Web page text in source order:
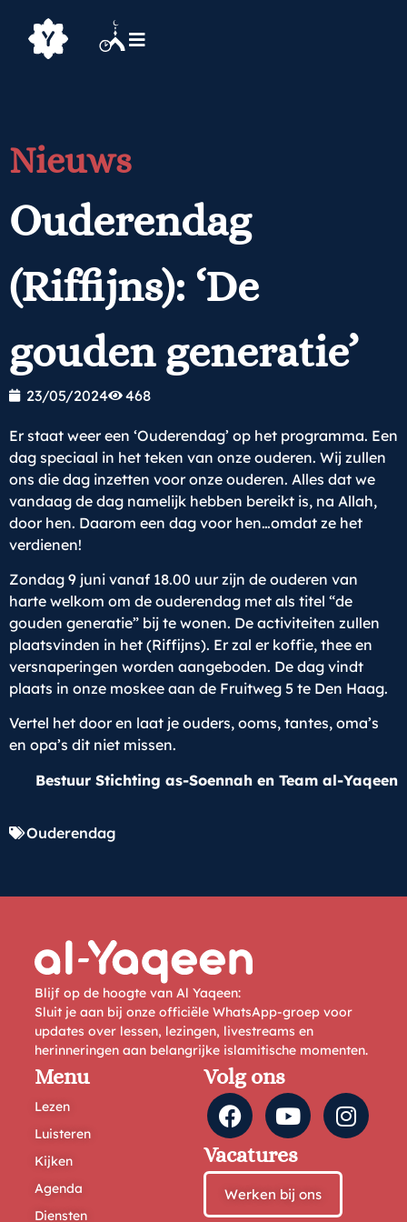
Nieuws
Ouderendag
(Riffijns): ‘De
gouden generatie’
23/05/2024 468
Er staat weer een ‘Ouderendag’ op het programma. Een
dag speciaal in het teken van onze ouderen. Wij zullen
ons die dag inzetten voor onze ouderen. Alles dat we
vandaag de dag namelijk hebben bereikt is, na Allah,
door hen. Daarom een dag voor hen…omdat ze het
verdienen!
Zondag 9 juni vanaf 18.00 uur zijn de ouderen van
harte welkom om de ouderendag met als titel “de
gouden generatie” bij te wonen. De activiteiten zullen
plaatsvinden in het (Riffijns). Er zal er koffie, thee en
versnaperingen worden aangeboden. De dag vindt
plaats in onze moskee aan de Fruitweg 5 te Den Haag.
Vertel het door en laat je ouders, ooms, tantes, oma’s
en opa’s dit niet missen.
Bestuur Stichting as-Soennah en Team al-Yaqeen
Ouderendag
Blijf op de hoogte van Al Yaqeen:
Sluit je aan bij onze officiële WhatsApp-groep voor
updates over lessen, lezingen, livestreams en
herinneringen aan belangrijke islamitische momenten.
Menu
Lezen
Luisteren
Kijken
Agenda
Diensten
Volg ons
Vacatures
Werken bij ons